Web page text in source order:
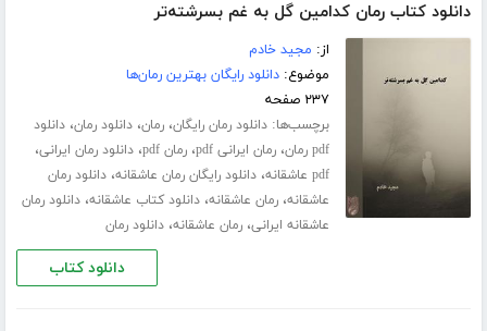
دانلود کتاب رمان کدامین گل به غم بسرشته‌تر
از: مجید خادم
موضوع:دانلود رایگان بهترین رمان‌ها
۲۳۷ صفحه
برچسب‌ها:دانلود رمان رایگان،رمان،دانلود رمان،دانلود
pdf رمان
،رمان ایرانی pdf ،رمان pdf ،دانلود رمان ایرانی،
pdf عاشقانه ،دانلود رایگان رمان عاشقانه،دانلود رمان
عاشقانه،رمان عاشقانه،دانلود کتاب عاشقانه،دانلود رمان
عاشقانه ایرانی،رمان عاشقانه،دانلود رمان
دانلود کتاب